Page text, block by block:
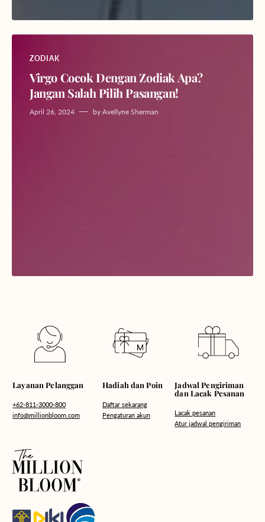
ZODIAK
Virgo Cocok Dengan Zodiak Apa?
Jangan Salah Pilih Pasangan!
April 26, 2024 by Avellyne Sherman
Layanan Pelanggan
+62-811-3000-800
info@millionbloom.com
Hadiah dan Poin
Daftar sekarang
Pengaturan akun
Jadwal Pengiriman
dan Lacak Pesanan
Lacak pesanan
Atur jadwal pengiriman